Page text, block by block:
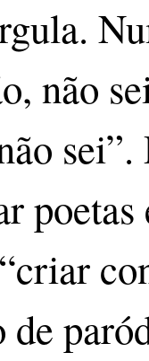
não
poetas